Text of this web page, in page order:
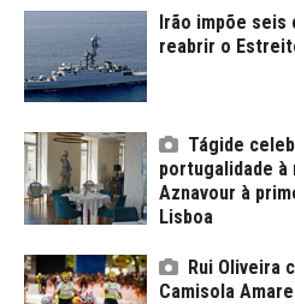
Irão impõe seis
reabrir o
Tágide
portugalidade à
Aznavour à
Lisboa
Rui Oliveira
Camisola